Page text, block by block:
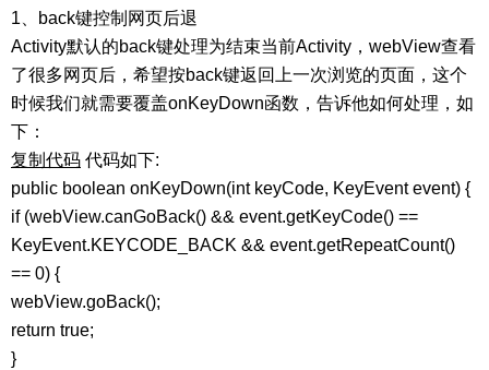
1、back键控制网页后退
Activity默认的back键处理为结束当前Activity，webView查看
了很多网页后，希望按back键返回上一次浏览的页面，这个
时候我们就需要覆盖onKeyDown函数，告诉他如何处理，如
下：
复制代码 代码如下:
public boolean onKeyDown(int keyCode, KeyEvent event) {
if (webView.canGoBack() && event.getKeyCode() ==
KeyEvent.KEYCODE_BACK && event.getRepeatCount()
== 0) {
webView.goBack();
return true;
}